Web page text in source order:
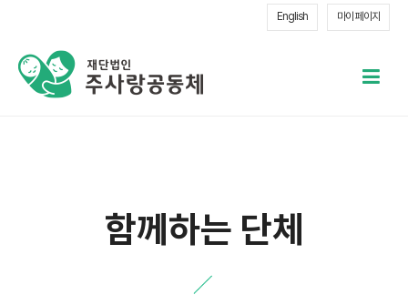
English 마이 페이지
메
함께하는 단체